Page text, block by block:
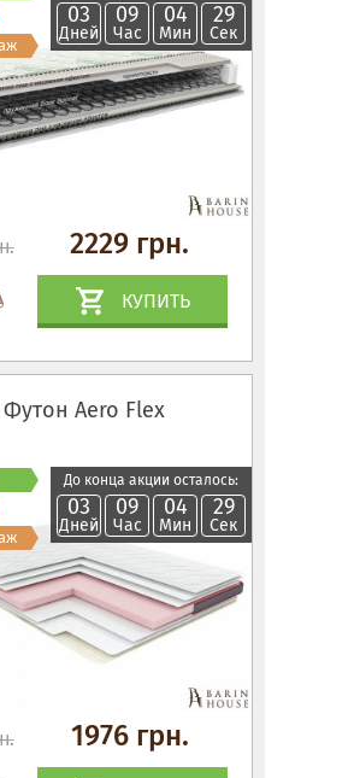
03
Дней
09
Час
04
Мин
28
Сек
2229 грн.
КУПИТЬ
Футон Aero Flex
До конца акции осталось:
03
Дней
09
Час
04
Мин
28
Сек
1976 грн.